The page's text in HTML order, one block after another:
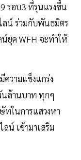
รอบ3 ที่รุนแรงขึ้น
ลน์ ร่วมกับพันธมิตร
ยุค WFH จะทำให้
ความแข็งแกร่ง
นล้านบาท ทุกๆ
ในการแสวงหา
น์ เข้ามาเสริม